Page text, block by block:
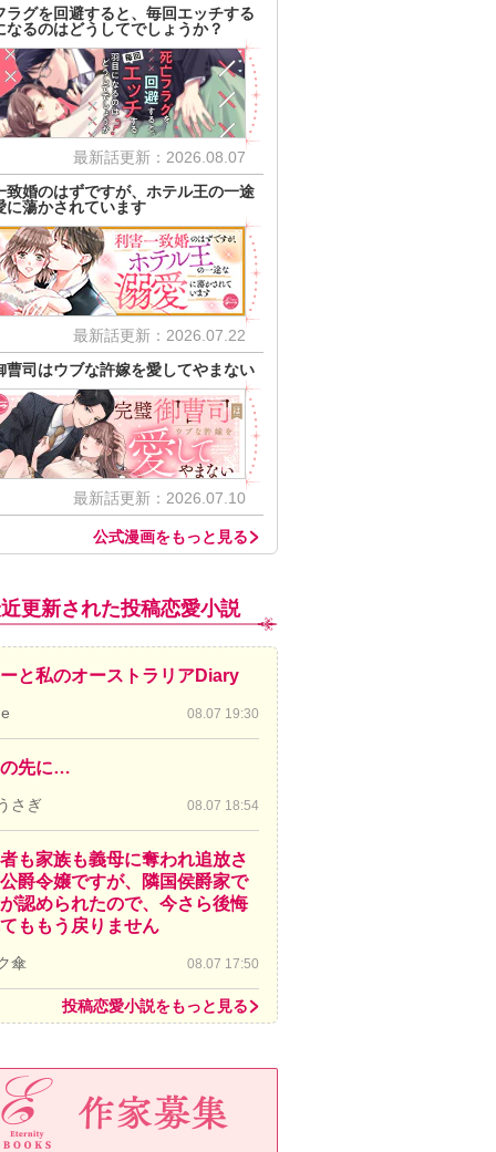
ラグを回避すると、毎回エッチする
なるのはどうしてでしょうか？
最新話更新：2026.08.07
致婚のはずですが、ホテル王の一途
に蕩かされています
最新話更新：2026.07.22
曹司はウブな許嫁を愛してやまない
最新話更新：2026.07.10
公式漫画をもっと見る
更新された投稿恋愛小説
と私のオーストラリアDiary
08.07 19:30
先に…
さぎ 08.07 18:54
も家族も義母に奪われ追放さ
爵令嬢ですが、隣国侯爵家で
認められたので、今さら後悔
ももう戻りません
傘 08.07 17:50
投稿恋愛小説をもっと見る